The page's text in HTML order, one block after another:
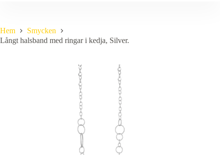
Hem
Smycken
Långt halsband med ringar i kedja, Silver.